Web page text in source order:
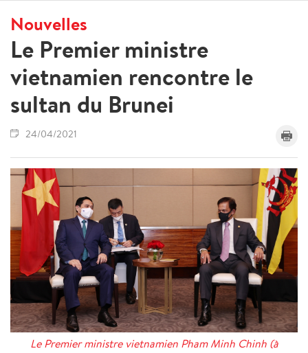
Nouvelles
Le Premier ministre
vietnamien rencontre le
sultan du Brunei
24/04/2021
Le Premier ministre vietnamien Pham Minh Chinh (à